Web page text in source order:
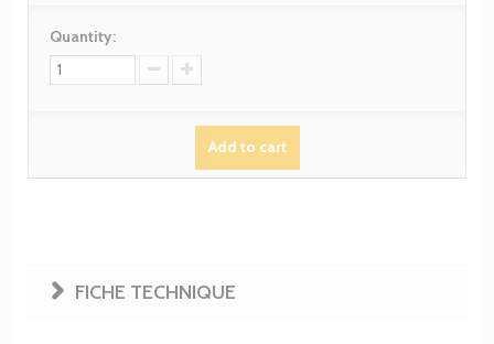
Quantity:
Add to cart
FICHE TECHNIQUE